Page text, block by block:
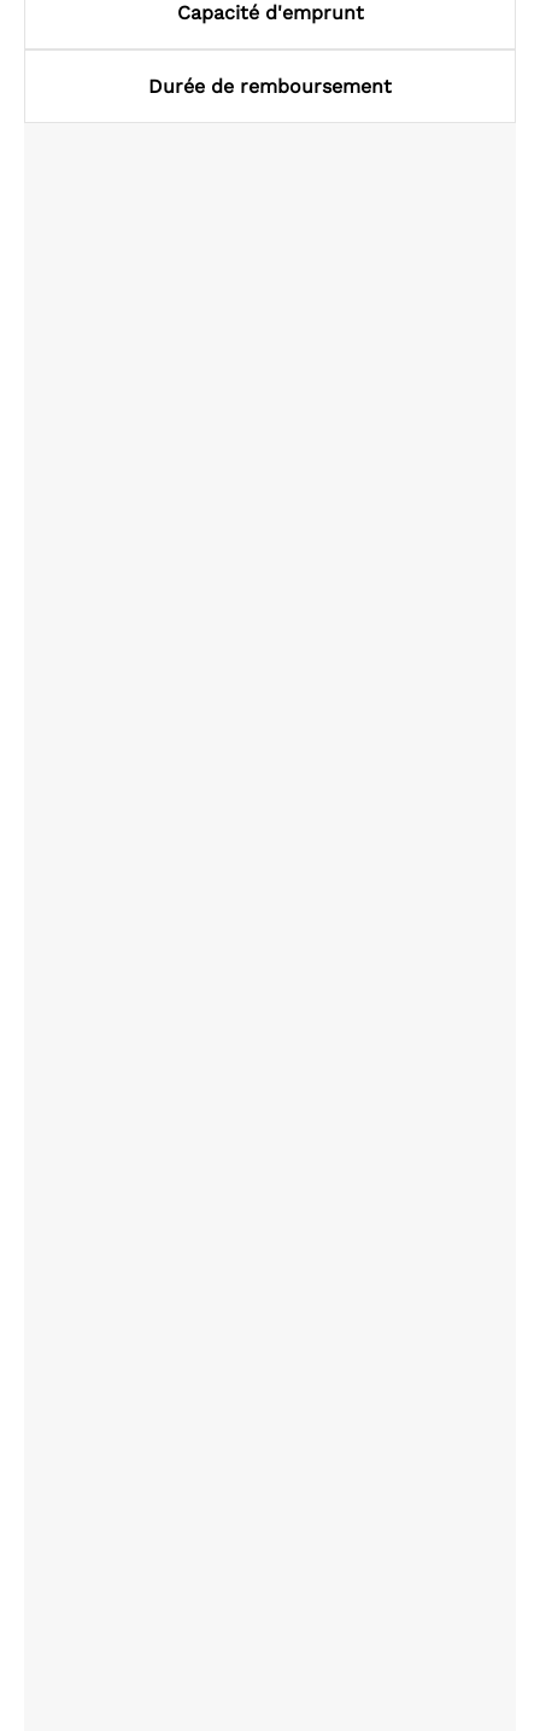
Capacité d'emprunt
Durée de remboursement